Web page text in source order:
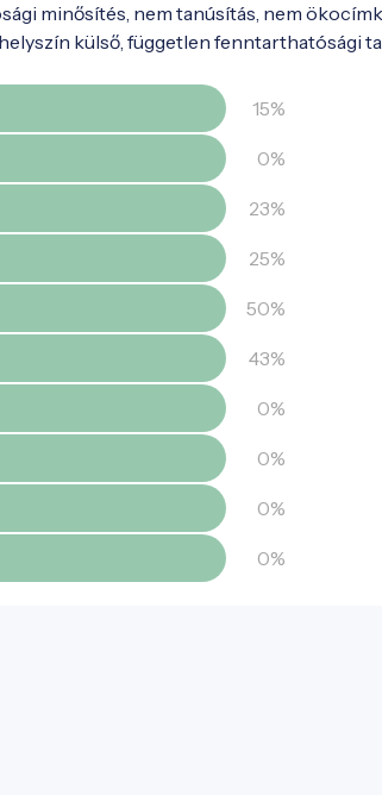
minősítés, nem tanúsítás, nem
külső, független fenntarthatósági
15%
0%
23%
25%
50%
43%
0%
0%
0%
0%